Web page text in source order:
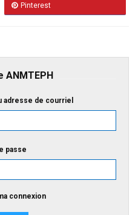
Pinterest
ANMTEPH
adresse de courriel
passe
connexion